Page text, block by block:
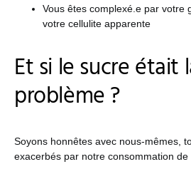
Vous êtes complexé.e par votre
votre cellulite apparente
Et si le sucre était
problème ?
Soyons honnêtes avec nous-mêmes,
exacerbés par notre consommation de